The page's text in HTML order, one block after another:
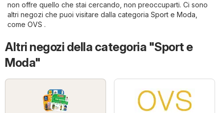
non offre quello che stai cercando, non preoccuparti. Ci sono
altri negozi che puoi visitare dalla categoria Sport e Moda
come OVS .
Altri negozi della categoria "Sport e
Moda"